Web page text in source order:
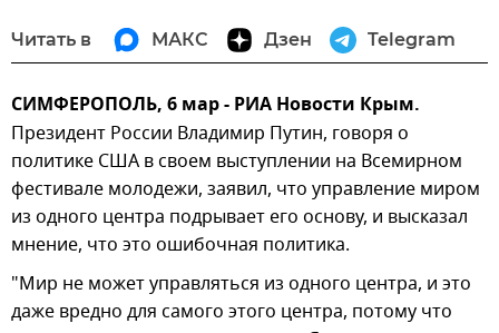
Читать в МАКС Дзен Telegram
СИМФЕРОПОЛЬ, 6 мар - РИА Новости Крым.
Президент России Владимир Путин, говоря о
политике США в своем выступлении на Всемирном
фестивале молодежи, заявил, что управление миром
из одного центра подрывает его основу, и высказал
мнение, что это ошибочная политика.
"Мир не может управляться из одного центра, и это
даже вредно для самого этого центра, потому что